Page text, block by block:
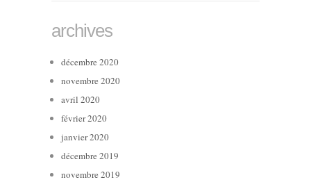
archives
décembre 2020
novembre 2020
avril 2020
février 2020
janvier 2020
décembre 2019
novembre 2019